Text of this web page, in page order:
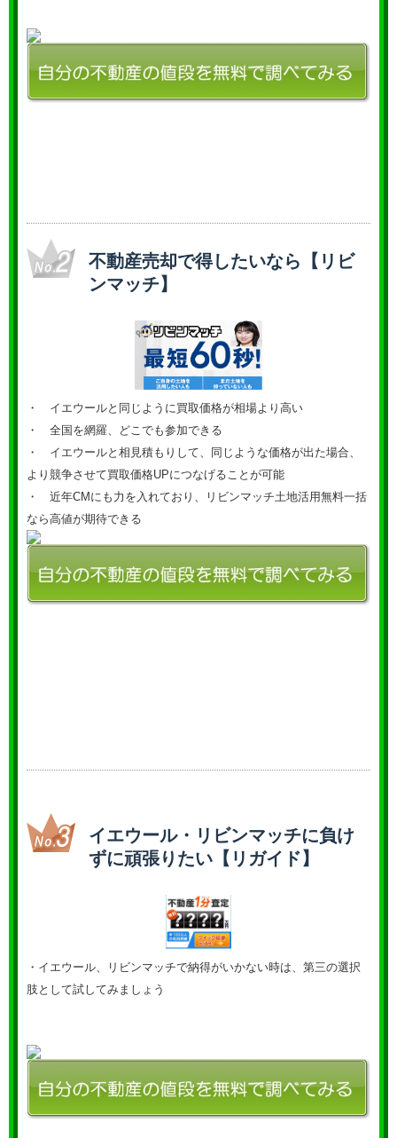
不動産売却で得したいなら【リビ
ンマッチ】
・ イエウールと同じように買取価格が相場より高い
・ 全国を網羅、どこでも参加できる
・ イエウールと相見積もりして、同じような価格が出た場合、
より競争させて買取価格UPにつなげることが可能
・ 近年CMにも力を入れており、リビンマッチ土地活用無料一括
なら高値が期待できる
イエウール・リビンマッチに負け
ずに頑張りたい【リガイド】
・イエウール、リビンマッチで納得がいかない時は、第三の選択
肢として試してみましょう